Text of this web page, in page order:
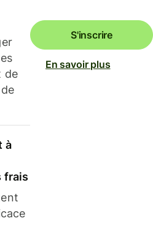
de
à
frais
S'inscrire
En savoir plus